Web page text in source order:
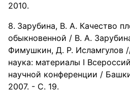
2010.
Зарубина, В. А. Качество
обыкновенной / В. А.
Фимушкин, Д. Р. Исламгулов
наука: материалы I
научной конференции /
2007. - С. 19.